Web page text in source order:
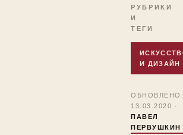
РУБРИКИ
И
ТЕГИ
И ДИЗАЙН
13.03.2020 ·
ПАВЕЛ
ПЕРВУШКИН